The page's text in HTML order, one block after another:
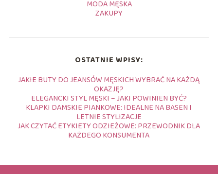
MODA MĘSKA
ZAKUPY
OSTATNIE WPISY:
JAKIE BUTY DO JEANSÓW MĘSKICH WYBRAĆ NA KAŻDĄ
OKAZJĘ?
ELEGANCKI STYL MĘSKI – JAKI POWINIEN BYĆ?
KLAPKI DAMSKIE PIANKOWE: IDEALNE NA BASEN I
LETNIE STYLIZACJE
JAK CZYTAĆ ETYKIETY ODZIEŻOWE: PRZEWODNIK DLA
KAŻDEGO KONSUMENTA